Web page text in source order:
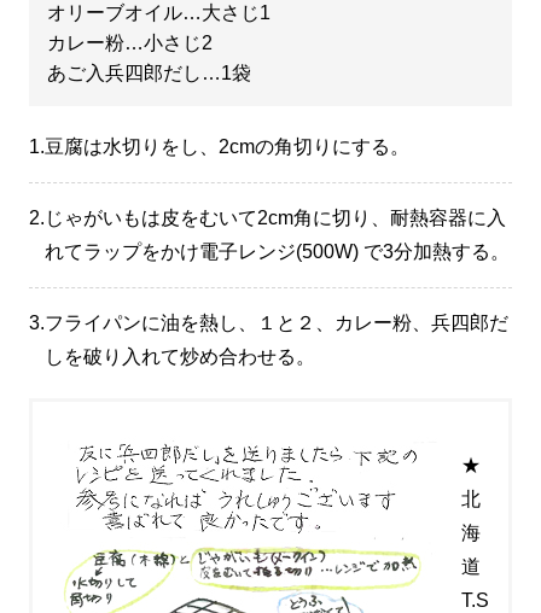
オリーブオイル…大さじ1
カレー粉…小さじ2
あご入兵四郎だし…1袋
1.豆腐は水切りをし、2cmの角切りにする。
2. じゃがいもは皮をむいて2cm角に切り、耐熱容器に入
れてラップをかけ電子レンジ(500W) で3分加熱する。
3.フライパンに油を熱し、１と２、カレー粉、兵四郎だ
しを破り入れて炒め合わせる。
★
北
海
道
T.S